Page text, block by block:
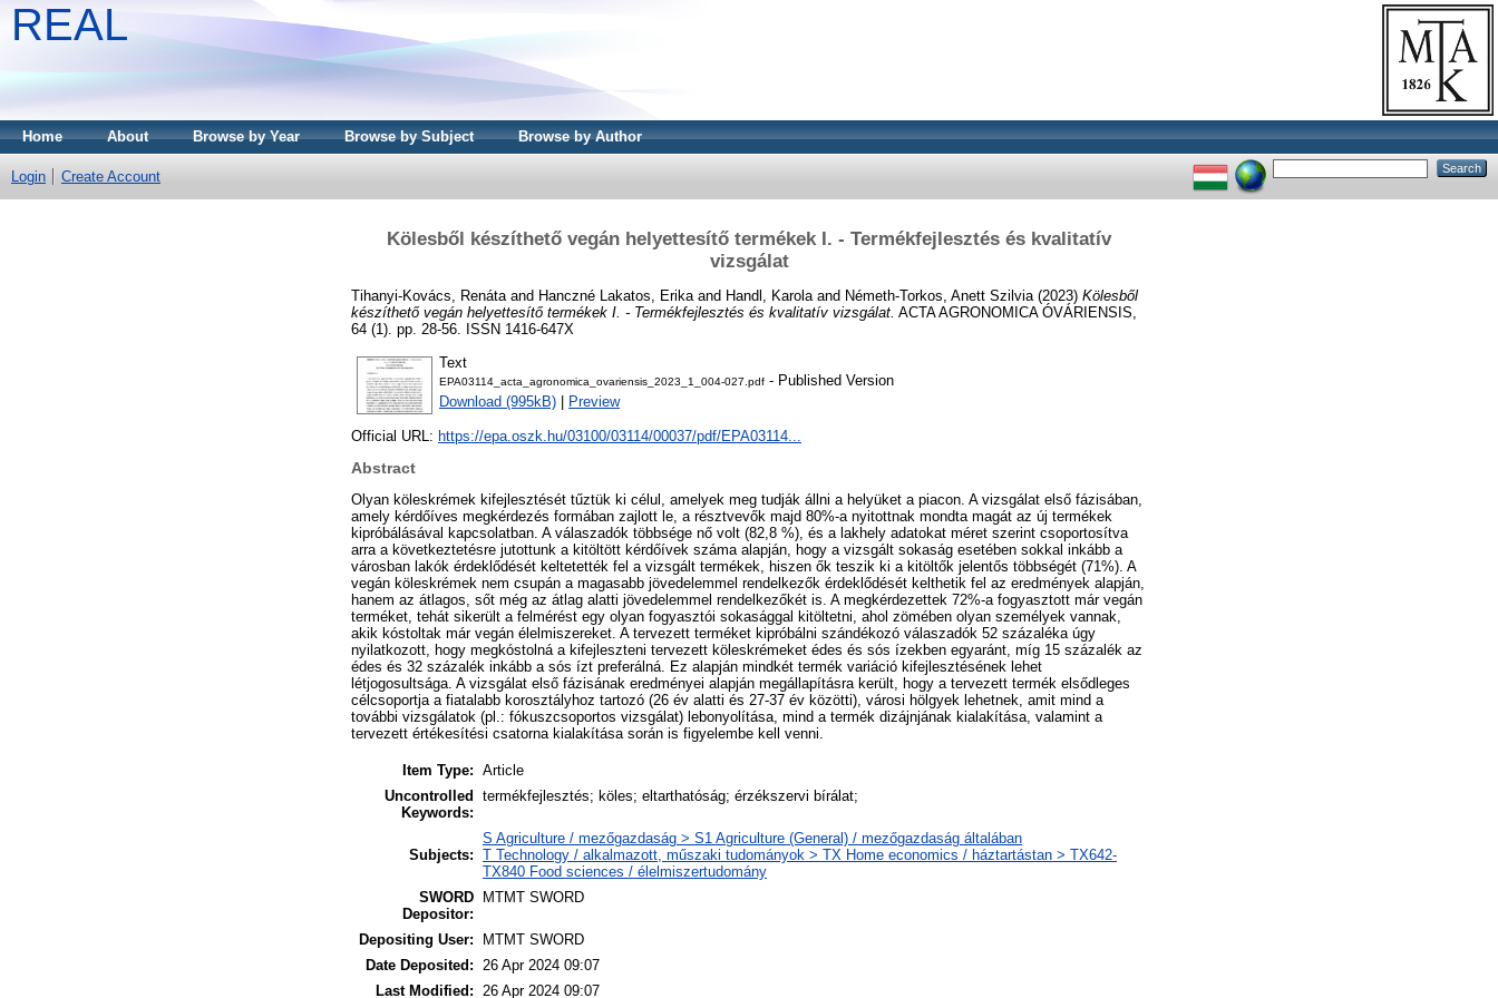
REAL
Home About Browse by Year Browse by Subject Browse by Author
Login Create Account
Kölesből készíthető vegán helyettesítő termékek I. - Termékfejlesztés és kvalitatív
vizsgálat
Tihanyi-Kovács, Renáta and Hanczné Lakatos, Erika and Handl, Karola and Németh-Torkos, Anett Szilvia (2023) Kölesből
készíthető vegán helyettesítő termékek I. - Termékfejlesztés és kvalitatív vizsgálat. ACTA AGRONOMICA ÓVÁRIENSIS,
64 (1). pp. 28-56. ISSN 1416-647X
Text
EPA03114_acta_agronomica_ovariensis_2023_1_004-027.pdf - Published Version
Download (995kB)
Preview
Official URL: https://epa.oszk.hu/03100/03114/00037/pdf/EPA03114...
Abstract
Olyan köleskrémek kifejlesztését tűztük ki célul, amelyek meg tudják állni a helyüket a piacon. A vizsgálat első fázisában,
amely kérdőíves megkérdezés formában zajlott le, a résztvevők majd 80%-a nyitottnak mondta magát az új termékek
kipróbálásával kapcsolatban. A válaszadók többsége nő volt (82,8 %), és a lakhely adatokat méret szerint csoportosítva
arra a következtetésre jutottunk a kitöltött kérdőívek száma alapján, hogy a vizsgált sokaság esetében sokkal inkább a
városban lakók érdeklődését keltetették fel a vizsgált termékek, hiszen ők teszik ki a kitöltők jelentős többségét (71%). A
vegán köleskrémek nem csupán a magasabb jövedelemmel rendelkezők érdeklődését kelthetik fel az eredmények alapján,
hanem az átlagos, sőt még az átlag alatti jövedelemmel rendelkezőkét is. A megkérdezettek 72%-a fogyasztott már vegán
terméket, tehát sikerült a felmérést egy olyan fogyasztói sokasággal kitöltetni, ahol zömében olyan személyek vannak,
akik kóstoltak már vegán élelmiszereket. A tervezett terméket kipróbálni szándékozó válaszadók 52 százaléka úgy
nyilatkozott, hogy megkóstolná a kifejleszteni tervezett köleskrémeket édes és sós ízekben egyaránt, míg 15 százalék az
édes és 32 százalék inkább a sós ízt preferálná. Ez alapján mindkét termék variáció kifejlesztésének lehet
létjogosultsága. A vizsgálat első fázisának eredményei alapján megállapításra került, hogy a tervezett termék elsődleges
célcsoportja a fiatalabb korosztályhoz tartozó (26 év alatti és 27-37 év közötti), városi hölgyek lehetnek, amit mind a
további vizsgálatok (pl.: fókuszcsoportos vizsgálat) lebonyolítása, mind a termék dizájnjának kialakítása, valamint a
tervezett értékesítési csatorna kialakítása során is figyelembe kell venni.
Item Type: Article
Uncontrolled
Keywords:
termékfejlesztés; köles; eltarthatóság; érzékszervi bírálat;
Subjects:
S Agriculture / mezőgazdaság > S1 Agriculture (General) / mezőgazdaság általában
T Technology / alkalmazott, műszaki tudományok > TX Home economics / háztartástan > TX642-
TX840 Food sciences / élelmiszertudomány
SWORD
Depositor:
MTMT SWORD
Depositing User:
MTMT SWORD
Date Deposited:
26 Apr 2024 09:07
Last Modified:
26 Apr 2024 09:07